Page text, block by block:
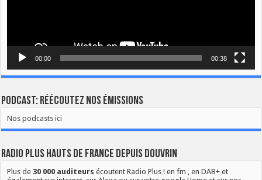
00:00 00:38
Podcast: Réécoutez nos émissions
Nos podcasts ici
Radio Plus Hauts de France depuis Douvrin
Plus de30 000 auditeurs écoutent Radio Plus ! en fm , en DAB+ et